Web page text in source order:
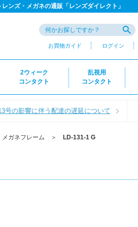
レンズ・メガネの通販「レンズダイレクト」
お買物ガイド ログイン
2ウィーク
コンタクト
乱視用
コンタクト
号の影響に伴う配達の遅延について
メガネフレーム ＞ LD-131-1 G